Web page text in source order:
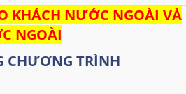
KHÁCH NƯỚC NGOÀI VÀ
NGOÀI
CHƯƠNG TRÌNH